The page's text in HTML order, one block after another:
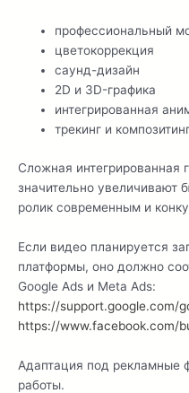
профессиональный
цветокоррекция
саунд-дизайн
2D и 3D-графика
интегрированная
трекинг и
Сложная интегрированная
значительно увеличивают
ролик современным и
Если видео планируется
платформы, оно должно
Google Ads и Meta Ads:
https://support.google.com/
https://www.facebook.com/
Адаптация под рекламные
работы.